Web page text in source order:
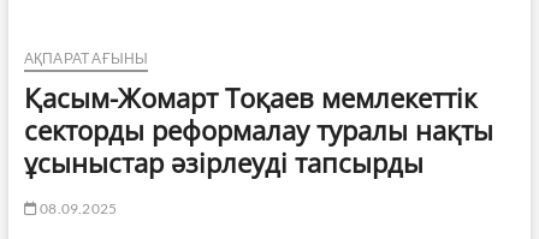
АҚПАРАТ АҒЫНЫ
️Қасым-Жомарт Тоқаев мемлекеттік
секторды реформалау туралы нақты
ұсыныстар әзірлеуді тапсырды
08.09.2025